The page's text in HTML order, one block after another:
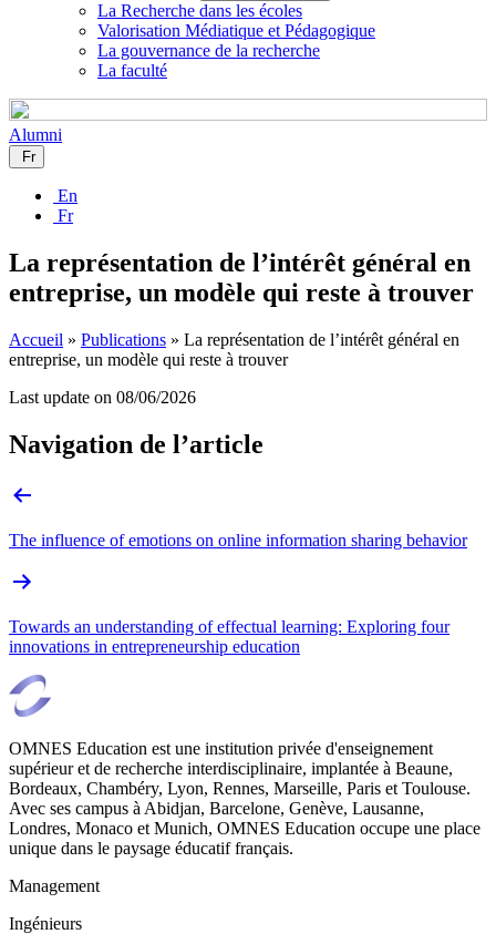
La Recherche dans les écoles
Valorisation Médiatique et Pédagogique
La gouvernance de la recherche
La faculté
Alumni
Fr
En
Fr
La représentation de l’intérêt général en
entreprise, un modèle qui reste à trouver
Accueil » Publications » La représentation de l’intérêt général en
entreprise, un modèle qui reste à trouver
Last update on 08/06/2026
Navigation de l’article
The influence of emotions on online information sharing behavior
Towards an understanding of effectual learning: Exploring four
innovations in entrepreneurship education
OMNES Education est une institution privée d'enseignement
supérieur et de recherche interdisciplinaire, implantée à Beaune,
Bordeaux, Chambéry, Lyon, Rennes, Marseille, Paris et Toulouse.
Avec ses campus à Abidjan, Barcelone, Genève, Lausanne,
Londres, Monaco et Munich, OMNES Education occupe une place
unique dans le paysage éducatif français.
Management
Ingénieurs